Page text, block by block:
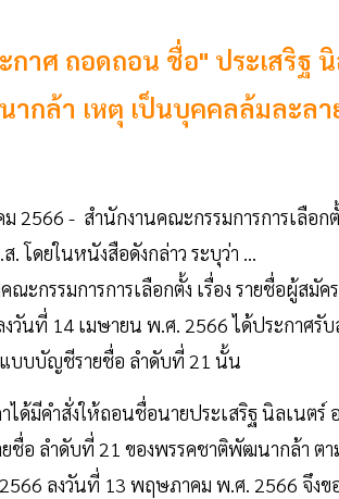
กาศ ถอดถอน ชื่อ" ประเสริฐ
กล้า เหตุ เป็นบุคคลล้มละล
2566 - สำนักงานคณะกรรมการการเลือก
. โดยในหนังสือดังกล่าว ระบุว่า ...
ณะกรรมการการเลือกตั้ง เรื่อง รายชื่อผู้
วันที่ 14 เมษายน พ.ศ. 2566 ได้ประกาศรั
บบบัญชีรายชื่อ ลำดับที่ 21 นั้น
ได้มีคำสั่งให้ถอนชื่อนายประเสริฐ นิลเนต
อ ลำดับที่ 21 ของพรรคชาติพัฒนากล้า ตา
ลงวันที่ 13 พฤษภาคม พ.ศ. 2566 จึงข